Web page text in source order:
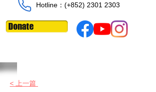
Hotline：​​(+852) 2301 2303
Donate
< 上一篇